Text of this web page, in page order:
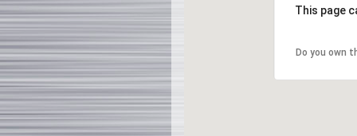
This page
Do you own